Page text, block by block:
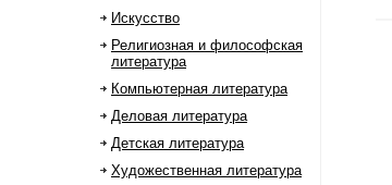
Искусство
Религиозная и философская
литература
Компьютерная литература
Деловая литература
Детская литература
Художественная литература